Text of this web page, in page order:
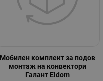
Мобилен комплект за подов
монтаж на конвектори
Галант Eldom